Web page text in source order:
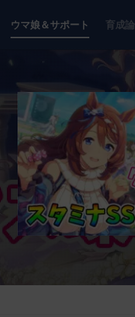
ウマ娘＆サポート 育成論